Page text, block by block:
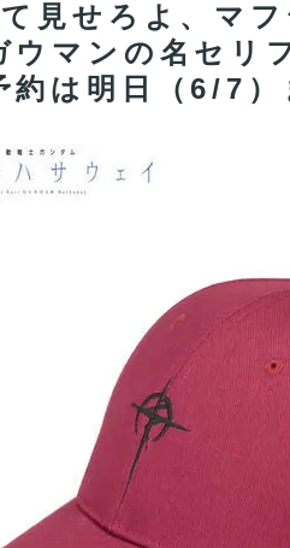
見せろよ、マ
ウマンの名セリ
約は明日（6/7）